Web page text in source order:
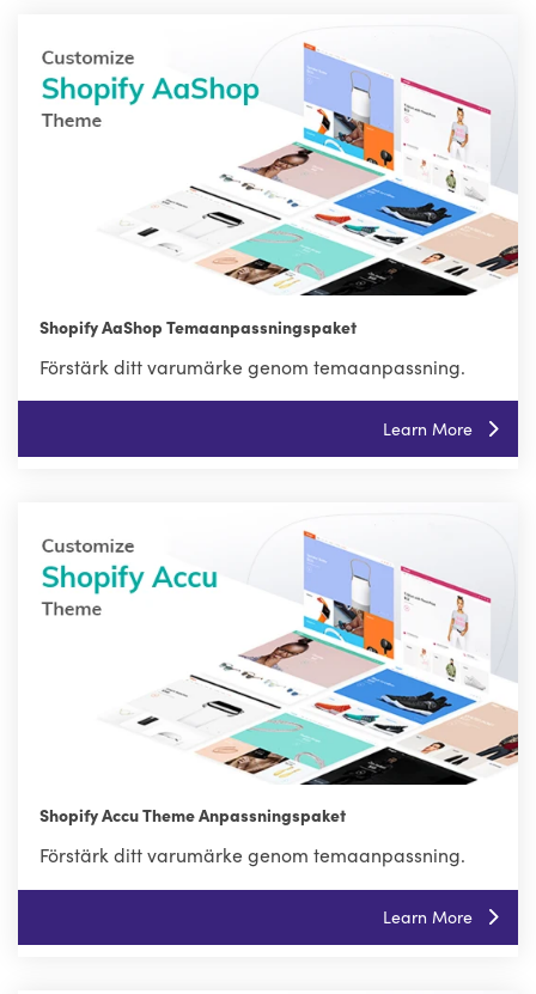
Shopify AaShop Temaanpassningspaket
Förstärk ditt varumärke genom temaanpassning.
Learn More
Shopify Accu Theme Anpassningspaket
Förstärk ditt varumärke genom temaanpassning.
Learn More